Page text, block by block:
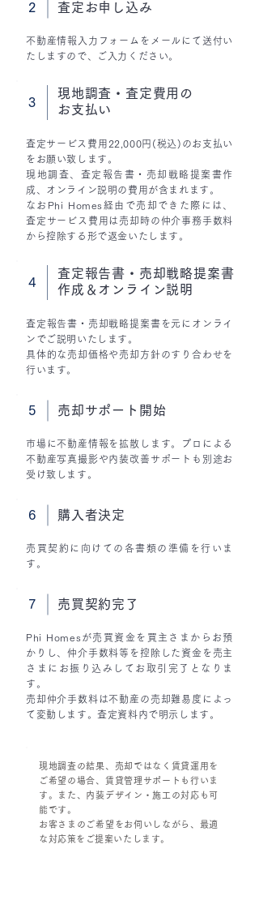
2 査定お申し込み
不動産情報入力フォームをメールにて送付い
たしますので、ご入力ください。
3
現地調査・査定費用の
お支払い
査定サービス費用22,000円(税込)のお支払い
をお願い致します。
現地調査、査定報告書・売却戦略提案書作
成、オンライン説明の費用が含まれます。
なおPhi Homes経由で売却できた際には、
査定サービス費用は売却時の仲介事務手数料
から控除する形で返金いたします。
4
査定報告書・売却戦略提案書
作成＆オンライン説明
査定報告書・売却戦略提案書を元にオンライ
ンでご説明いたします。
具体的な売却価格や売却方針のすり合わせを
行います。
5 売却サポート開始
市場に不動産情報を拡散します。プロによる
不動産写真撮影や内装改善サポートも別途お
受け致します。
6 購入者決定
売買契約に向けての各書類の準備を行いま
す。
7 売買契約完了
Phi Homesが売買資金を買主さまからお預
かりし、仲介手数料等を控除した資金を売主
さまにお振り込みしてお取引完了となりま
す。
売却仲介手数料は不動産の売却難易度によっ
て変動します。査定資料内で明示します。
現地調査の結果、売却ではなく賃貸運用を
ご希望の場合、賃貸管理サポートも行いま
す。また、内装デザイン・施工の対応も可
能です。
お客さまのご希望をお伺いしながら、最適
な対応策をご提案いたします。